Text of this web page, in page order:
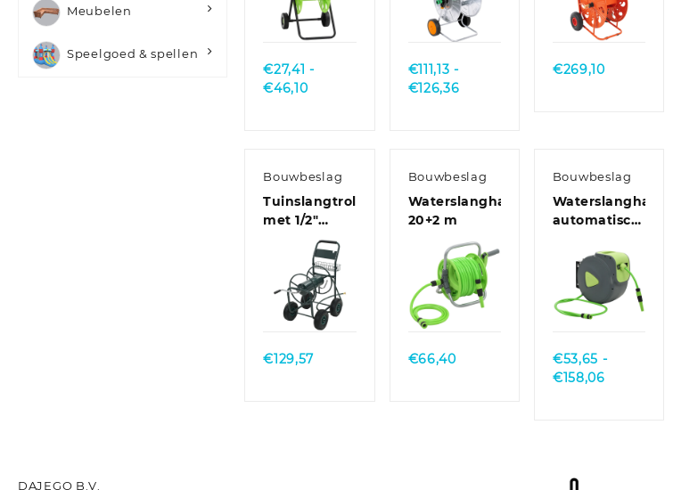
Meubelen
Speelgoed & spellen
Quick
View
€27,41 -
€46,10Prijsklasse:
Quick
View
€111,13 -
€126,36Prijsklasse:
Quick
View
€269,10
Bouwbeslag
Tuinslangtrolley
met 1/2″
slangkoppeling
75 m staal
Quick
View
€129,57
Bouwbeslag
Waterslanghaspel
20+2 m
Quick
View
€66,40
Bouwbeslag
Waterslanghaspel
automatisch
wandmontage
30+2 m
Quick
View
€53,65 -
€158,06Prijsklasse:
DAJEGO B.V.